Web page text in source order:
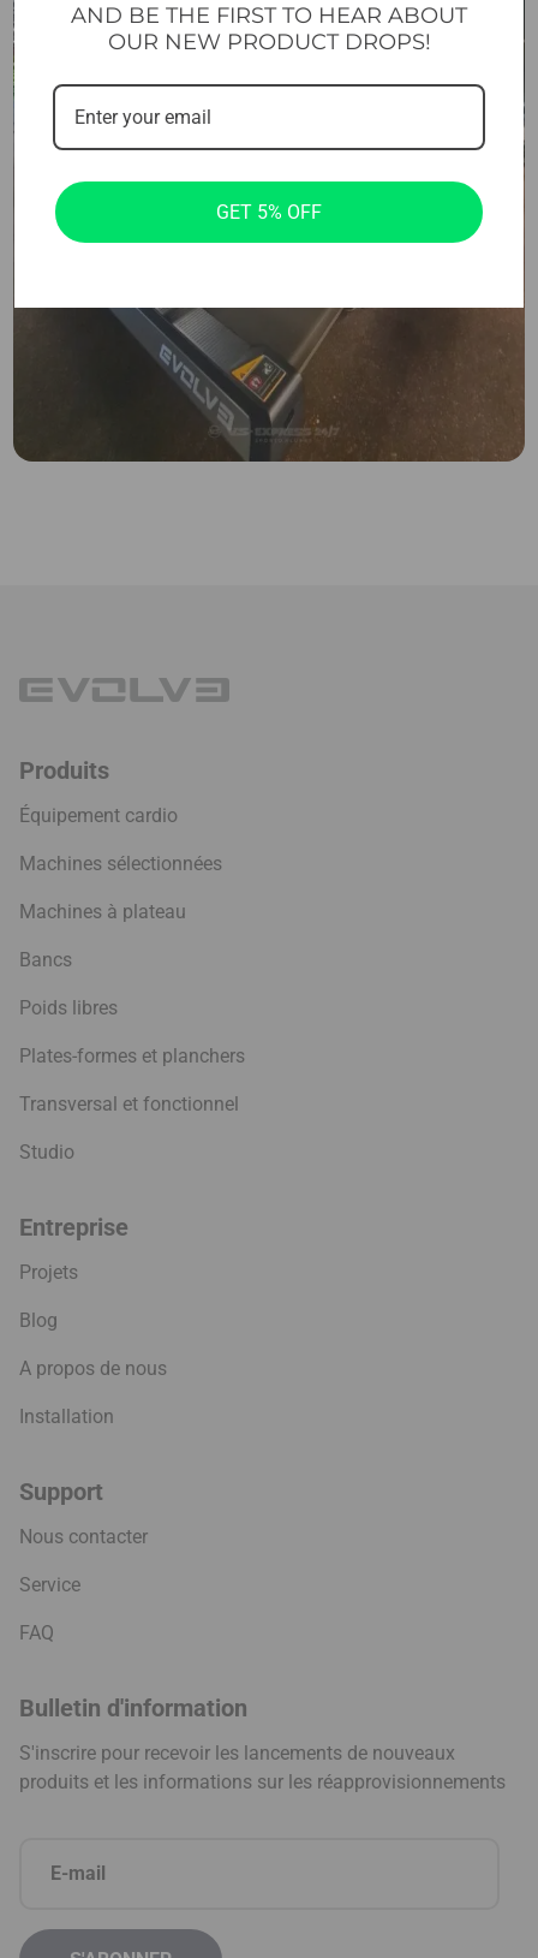
Produits
Équipement cardio
Machines sélectionnées
Machines à plateau
Bancs
Poids libres
Plates-formes et planchers
Transversal et fonctionnel
Studio
Entreprise
Projets
Blog
A propos de nous
Installation
Support
Nous contacter
Service
FAQ
Bulletin d'information
S'inscrire pour recevoir les lancements de nouveaux
produits et les informations sur les réapprovisionnements
AND BE THE FIRST TO HEAR ABOUT
OUR NEW PRODUCT DROPS!
GET 5% OFF